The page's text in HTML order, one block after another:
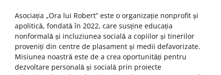
Asociația „Ora lui Robert” este o organizație nonprofit și
apolitică, fondată în 2022, care susține educația
nonformală și incluziunea socială a copiilor și tinerilor
proveniți din centre de plasament și medii defavorizate.
Misiunea noastră este de a crea oportunități pentru
dezvoltare personală și socială prin proiecte